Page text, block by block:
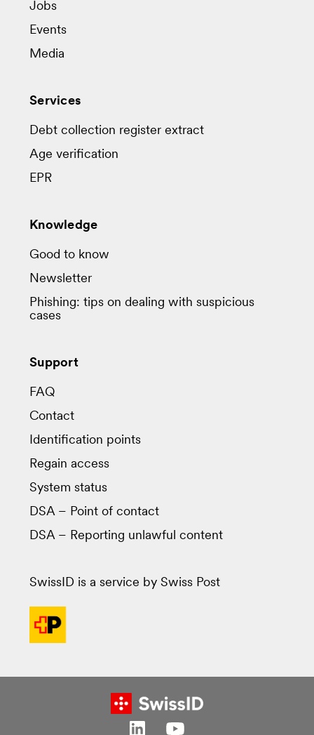
Jobs
Events
Media
Services
Debt collection register extract
Age verification
EPR
Knowledge
Good to know
Newsletter
Phishing: tips on dealing with suspicious
cases
Support
FAQ
Contact
Identification points
Regain access
System status
DSA – Point of contact
DSA – Reporting unlawful content
SwissID is a service by Swiss Post